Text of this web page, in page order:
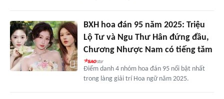
BXH hoa đán 95 năm 2025: Triệu
Lộ Tư và Ngu Thư Hân đứng đầu,
Chương Nhược Nam có tiếng tăm
Điểm danh 4 nhóm hoa đán 95 nổi bật nhất
trong làng giải trí Hoa ngữ năm 2025.